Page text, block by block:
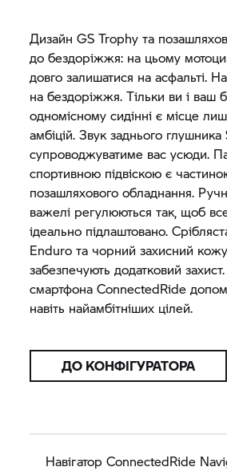
ДизайнGS Trophy та
до бездоріжжя: на цьому
довго залишатися на асфальті.
на бездоріжжя. Тільки ви і ваш
одномісному сидінні є місце
амбіцій. Звук заднього
супроводжуватиме вас усюди.
спортивною підвіскою є
позашляхового обладнання.
важелі регулюються так, щоб
ідеально підлаштовано.
Enduro та чорний захисний
забезпечують додатковий
смартфона ConnectedRide
навіть найамбітніших цілей.
ДО КОНФІГУРАТОРА
Навігатор ConnectedRide